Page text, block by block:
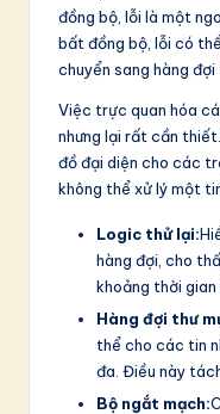
đồng bộ, lỗi là một
bất đồng bộ, lỗi có
chuyển sang hàng
Việc trực quan hóa
nhưng lại rất cần
đồ đại diện cho các
không thể xử lý một
Logic thử lại:
hàng đợi, cho
khoảng thời gian
Hàng đợi thư
thể cho các tin
đa. Điều này
Bộ ngắt mạch: